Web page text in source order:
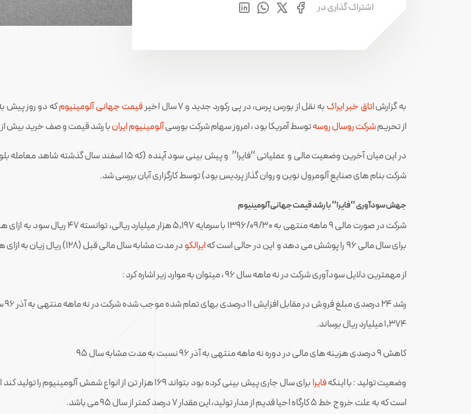
اشتراک گذاری در
به گزارشاتاق خبر ایراک به نقل از بورس پرس، در پی رکورد جدید و ۷ سال اخیر قیمت جهانی آلومینیوم
از تحریمشرکت روسال روسهتوسط آمریکا بود ، امروز سهام شرکت بورسیآلومینیوم ایرانبا رشد قیمت و صف خرید بیش از ۹ میلیون سهمی روبرو شد.
شرکت بنام های صنایع آلومرول نوین و روان گذاز پردیس بود) توسط کارگزاری آبان بررسی شد.
جهش سودآوری “فایرا” با رشد قیمت جهانی آلومینیوم
برای سال مالی ۹۶ را پوشش می دهد و این در حالی است که
ایرالکودر مدت مشابه سال مالی قبل (۱۲۸) ریال زیان به ازای هر سهم محقق ساخته بود.
از مهمترین دلایل سودآوری شرکت در نه ماهه سال ۹۶ ، میتوان به موارد زیر اشاره کرد :
۱,۳۷۴ میلیارد ریال برساند.
کاهش ۹ درصدی هزینه های مالی در دوره نه ماهه منتهی به آذر ۹۶ نسبت به مدت مشابه سال ۹۵
وضعیت تولید : با اینکهفایرا
است که به علت خروج خط ۵ کارگاه احیا قدیم از مدار تولید، این مقدار ۷ درصد کمتر از سال ۹۵ می باشد.